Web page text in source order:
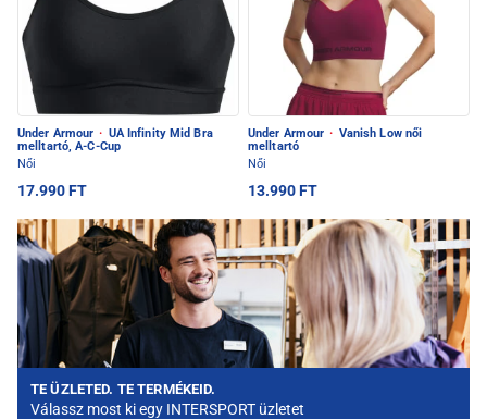
Under Armour · UA Infinity Mid Bra
melltartó, A-C-Cup
Női
17.990 FT
Under Armour · Vanish Low női
melltartó
Női
13.990 FT
TE ÜZLETED. TE TERMÉKEID.
Válassz most ki egy INTERSPORT üzletet